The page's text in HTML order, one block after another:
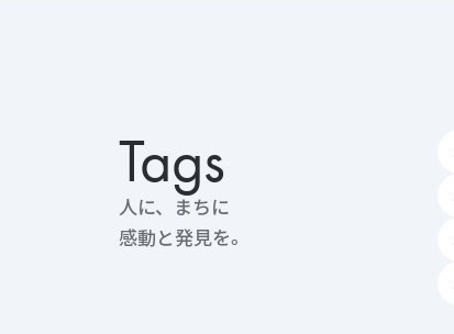
Tags
人に、まちに
感動と発見を。